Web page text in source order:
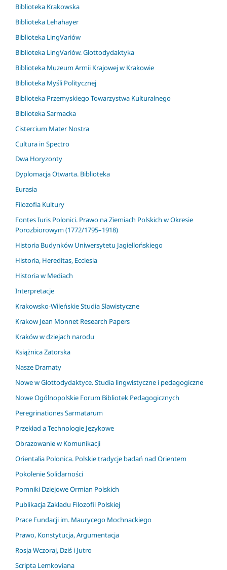
Biblioteka Krakowska
Biblioteka Lehahayer
Biblioteka LingVariów
Biblioteka LingVariów. Glottodydaktyka
Biblioteka Muzeum Armii Krajowej w Krakowie
Biblioteka Myśli Politycznej
Biblioteka Przemyskiego Towarzystwa Kulturalnego
Biblioteka Sarmacka
Cistercium Mater Nostra
Cultura in Spectro
Dwa Horyzonty
Dyplomacja Otwarta. Biblioteka
Eurasia
Filozofia Kultury
Fontes Iuris Polonici. Prawo na Ziemiach Polskich w Okresie
Porozbiorowym (1772/1795–1918)
Historia Budynków Uniwersytetu Jagiellońskiego
Historia, Hereditas, Ecclesia
Historia w Mediach
Interpretacje
Krakowsko-Wileńskie Studia Slawistyczne
Krakow Jean Monnet Research Papers
Kraków w dziejach narodu
Książnica Zatorska
Nasze Dramaty
Nowe w Glottodydaktyce. Studia lingwistyczne i pedagogiczne
Nowe Ogólnopolskie Forum Bibliotek Pedagogicznych
Peregrinationes Sarmatarum
Przekład a Technologie Językowe
Obrazowanie w Komunikacji
Orientalia Polonica. Polskie tradycje badań nad Orientem
Pokolenie Solidarności
Pomniki Dziejowe Ormian Polskich
Publikacja Zakładu Filozofii Polskiej
Prace Fundacji im. Maurycego Mochnackiego
Prawo, Konstytucja, Argumentacja
Rosja Wczoraj, Dziś i Jutro
Scripta Lemkoviana